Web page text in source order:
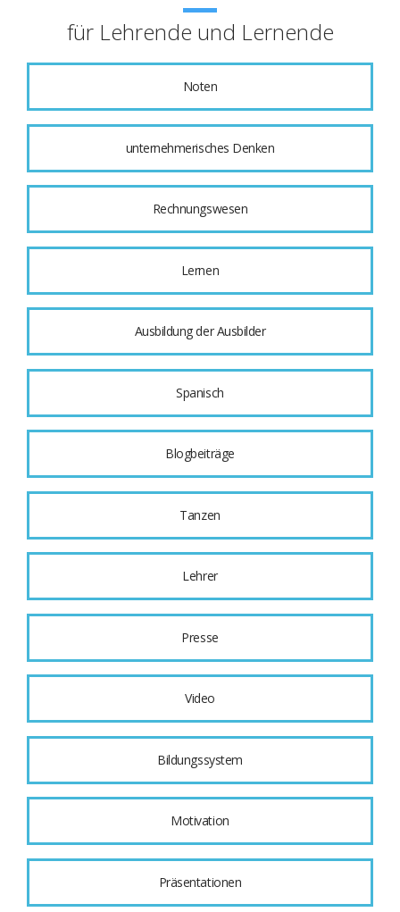
für Lehrende und Lernende
Noten
unternehmerisches Denken
Rechnungswesen
Lernen
Ausbildung der Ausbilder
Spanisch
Blogbeiträge
Tanzen
Lehrer
Presse
Video
Bildungssystem
Motivation
Präsentationen